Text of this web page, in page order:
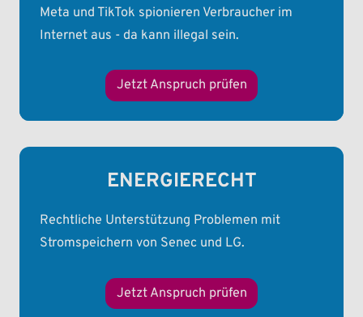
Meta und TikTok spionieren Verbraucher im
Internet aus - da kann illegal sein.
Jetzt Anspruch prüfen
ENERGIERECHT
Rechtliche Unterstützung Problemen mit
Stromspeichern von Senec und LG.
Jetzt Anspruch prüfen